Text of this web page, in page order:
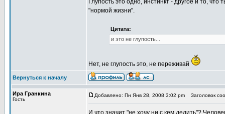
Глупость это одно, инстинкт - другое и то,
"нормой жизни".
Цитата:
и это не глупость...
Нет, не глупость это, не переживай
Вернуться к началу
Ира Гранкина
Гость
Добавлено: Пн Янв 28, 2008 3:02 pm Заголовок
И что значит "не хочу ни с кем делить"?